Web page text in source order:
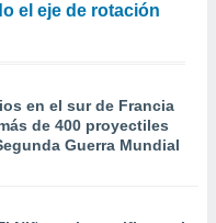
el eje de rotación
en el sur de Francia
de 400 proyectiles
Guerra Mundial